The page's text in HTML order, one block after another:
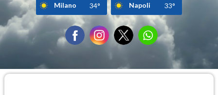
Milano 34° Napoli 33°